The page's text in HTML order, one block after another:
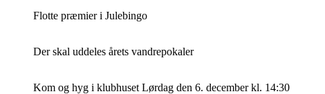
Flotte præmier i Julebingo
Der skal uddeles årets vandrepokaler
Kom og hyg i klubhuset Lørdag den 6. december kl. 14:30